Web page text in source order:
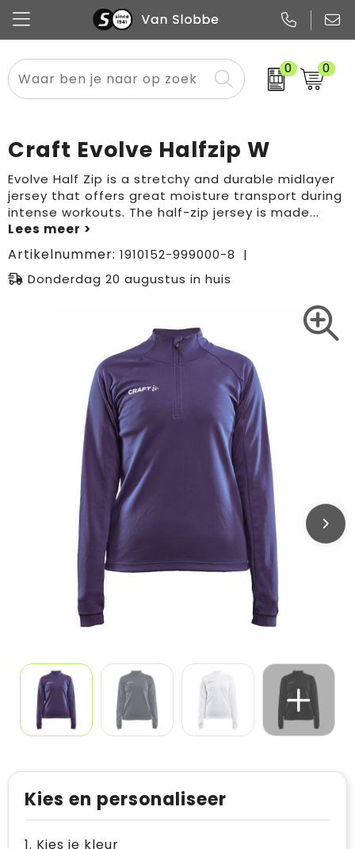
0 0
Alle categorieën
Promo
Pennen
Papier
Flessen
Merken
Meest gekozen
Overig textiel
Boodschappen- en draagtassen
Rugzakken
Craft Evolve Halfzip W
Evolve Half Zip is a stretchy and durable midlayer
jersey that offers great moisture transport during
intense workouts. The half-zip jersey is made...
Artikelnummer: 1910152-999000-8
Donderdag 20 augustus in huis
Kies en personaliseer
1. Kies je kleur